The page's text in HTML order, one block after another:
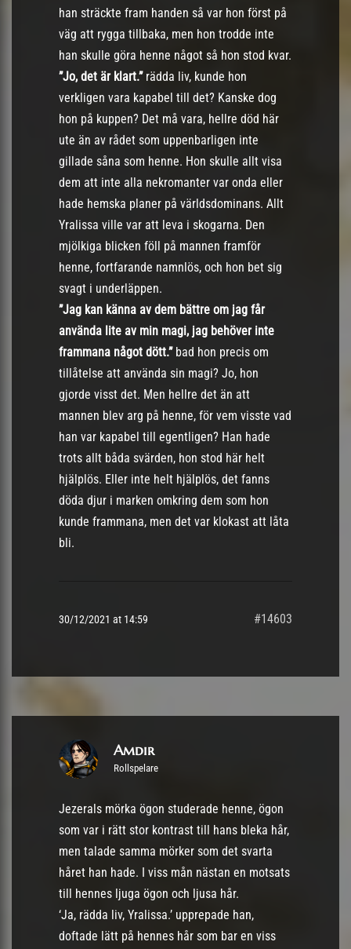
han sträckte fram handen så var hon först på
väg att rygga tillbaka, men hon trodde inte
han skulle göra henne något så hon stod kvar.
”Jo, det är klart.”rädda liv, kunde hon
verkligen vara kapabel till det? Kanske dog
hon på kuppen? Det må vara, hellre död här
ute än av rådet som uppenbarligen inte
gillade såna som henne. Hon skulle allt visa
dem att inte alla nekromanter var onda eller
hade hemska planer på världsdominans. Allt
Yralissa ville var att leva i skogarna. Den
mjölkiga blicken föll på mannen framför
henne, fortfarande namnlös, och hon bet sig
svagt i underläppen.
”Jag kan känna av dem bättre om jag får
använda lite av min magi, jag behöver inte
frammana något dött.”bad hon precis om
tillåtelse att använda sin magi? Jo, hon
gjorde visst det. Men hellre det än att
mannen blev arg på henne, för vem visste vad
han var kapabel till egentligen? Han hade
trots allt båda svärden, hon stod här helt
hjälplös. Eller inte helt hjälplös, det fanns
döda djur i marken omkring dem som hon
kunde frammana, men det var klokast att låta
bli.
30/12/2021 at 14:59 #14603
Amdir
Rollspelare
Jezerals mörka ögon studerade henne, ögon
som var i rätt stor kontrast till hans bleka hår,
men talade samma mörker som det svarta
håret han hade. I viss mån nästan en motsats
till hennes ljuga ögon och ljusa hår.
‘Ja, rädda liv, Yralissa.’ upprepade han,
doftade lätt på hennes hår som bar en viss